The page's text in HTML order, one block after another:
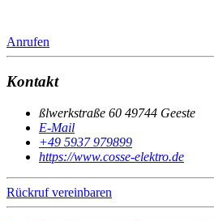
Anrufen
Kontakt
ßlwerkstraße 60 49744 Geeste
E-Mail
+49 5937 979899
https://www.cosse-elektro.de
Rückruf vereinbaren